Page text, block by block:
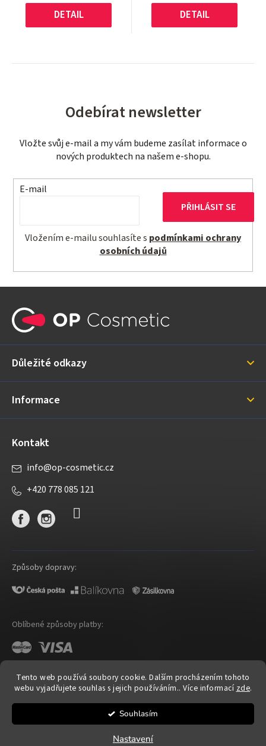
Tento web používá soubory cookie. Dalším procházením tohoto
webu vyjadřujete souhlas s jejich používáním.. Více informací zde.
Souhlasím
Nastavení
DETAIL DETAIL
Odebírat newsletter
Vložte svůj e-mail a my vám budeme zasílat informace o
nových produktech na našem e-shopu.
E-mail
Vložením e-mailu souhlasíte s podmínkami ochrany
osobních údajů
PŘIHLÁSIT SE
a
í
Důležité odkazy
Informace
Kontakt
info@op-cosmetic.cz
+420 778 085 121
Způsoby dopravy:
Oblíbené způsoby platby:
Shoptet |mime digital
OP Cosmetic
Upravit nastavení cookies